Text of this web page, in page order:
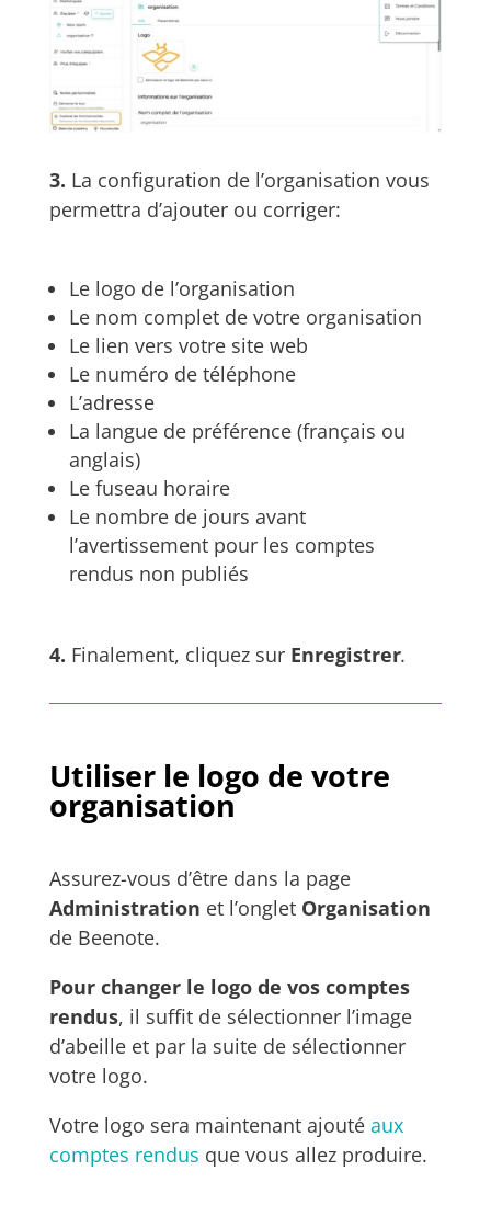
3. La configuration de l’organisation vous
permettra d’ajouter ou corriger:
Le logo de l’organisation
Le nom complet de votre organisation
Le lien vers votre site web
Le numéro de téléphone
L’adresse
La langue de préférence (français ou
anglais)
Le fuseau horaire
Le nombre de jours avant
l’avertissement pour les comptes
rendus non publiés
4. Finalement, cliquez sur Enregistrer.
Utiliser le logo de votre
organisation
Assurez-vous d’être dans la page
Administration et l’onglet Organisation
de Beenote.
Pour changer le logo de vos comptes
rendus, il suffit de sélectionner l’image
d’abeille et par la suite de sélectionner
votre logo.
Votre logo sera maintenant ajouté aux
comptes rendus que vous allez produire.